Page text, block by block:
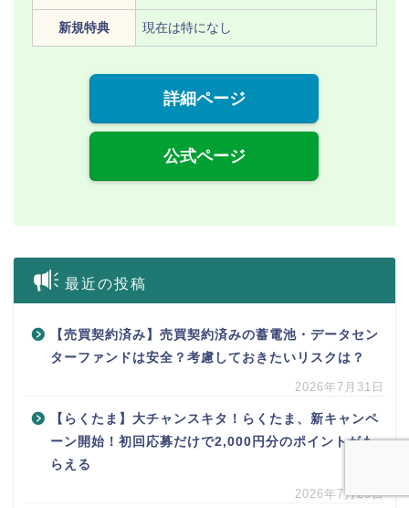
新規特典 現在は特になし
詳細ページ
公式ページ
最近の投稿
【売買契約済み】売買契約済みの蓄電池・データセン
ターファンドは安全？考慮しておきたいリスクは？
2026年7月31日
【らくたま】大チャンスキタ！らくたま、新キャンペ
ーン開始！初回応募だけで2,000円分のポイントがも
らえる
2026年7月29日